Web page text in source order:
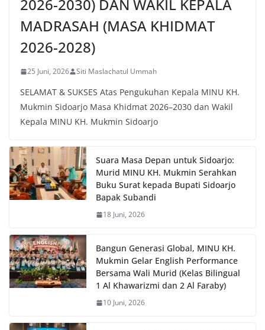
2026-2030) DAN WAKIL KEPALA
MADRASAH (MASA KHIDMAT
2026-2028)
25 Juni, 2026 Siti Maslachatul Ummah
SELAMAT & SUKSES Atas Pengukuhan Kepala MINU KH.
Mukmin Sidoarjo Masa Khidmat 2026–2030 dan Wakil
Kepala MINU KH. Mukmin Sidoarjo
Suara Masa Depan untuk Sidoarjo:
Murid MINU KH. Mukmin Serahkan
Buku Surat kepada Bupati Sidoarjo
Bapak Subandi
18 Juni, 2026
Bangun Generasi Global, MINU KH.
Mukmin Gelar English Performance
Bersama Wali Murid (Kelas Bilingual
1 Al Khawarizmi dan 2 Al Faraby)
10 Juni, 2026